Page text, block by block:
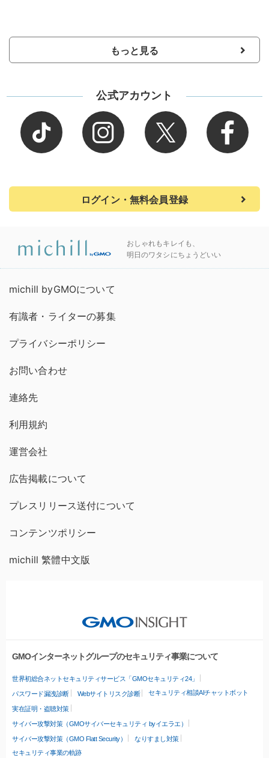
もっと見る
公式アカウント
ログイン・無料会員登録
おしゃれもキレイも、
明日のワタシにちょうどいい
michill byGMOについて
有識者・ライターの募集
プライバシーポリシー
お問い合わせ
連絡先
利用規約
運営会社
広告掲載について
プレスリリース送付について
コンテンツポリシー
michill 繁體中文版
GMOインターネットグループのセキュリティ事業について
世界初総合ネットセキュリティサービス「GMOセキュリティ24」
パスワード漏洩診断 Webサイトリスク診断 セキュリティ相談AIチャットボット
実在証明・盗聴対策
サイバー攻撃対策（GMOサイバーセキュリティ byイエラエ）
サイバー攻撃対策（GMO Flatt Security）
なりすまし対策
セキュリティ事業の軌跡